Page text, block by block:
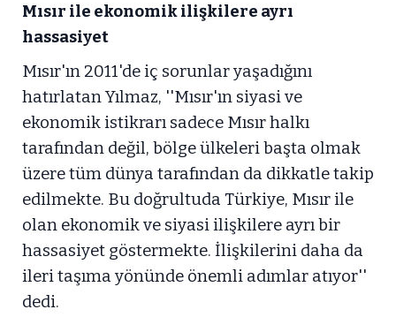
Mısır ile ekonomik ilişkilere ayrı
hassasiyet
Mısır'ın 2011'de iç sorunlar yaşadığını
hatırlatan Yılmaz, ''Mısır'ın siyasi ve
ekonomik istikrarı sadece Mısır halkı
tarafından değil, bölge ülkeleri başta olmak
üzere tüm dünya tarafından da dikkatle takip
edilmekte. Bu doğrultuda Türkiye, Mısır ile
olan ekonomik ve siyasi ilişkilere ayrı bir
hassasiyet göstermekte. İlişkilerini daha da
ileri taşıma yönünde önemli adımlar atıyor''
dedi.